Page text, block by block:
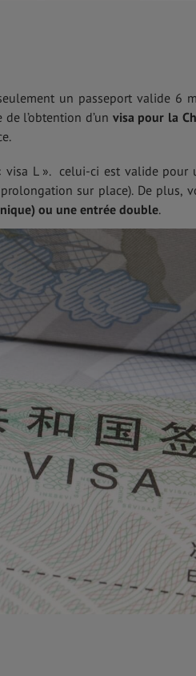
un passeport valide 6
l’obtention d’un visa pour la
visa L ». celui-ci est valide pour
sur place). De plus,
ou une entrée double.